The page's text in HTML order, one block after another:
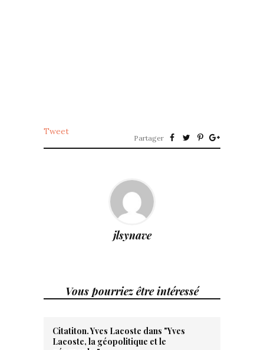
Tweet
Partager
jlsynave
Vous pourriez être intéressé
Citatiton. Yves Lacoste dans "Yves
Lacoste, la géopolitique et le